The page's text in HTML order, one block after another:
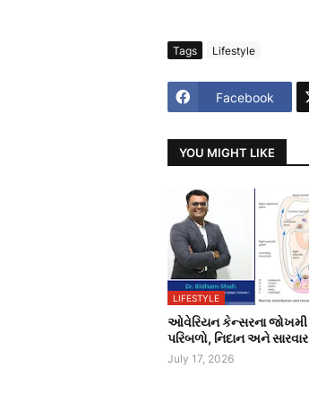
Tags Lifestyle
Facebook
YOU MIGHT LIKE
LIFESTYLE
ઓવેરિયન કેન્સરના જોખમી
પરિબળો, નિદાન અને સારવાર
July 17, 2026